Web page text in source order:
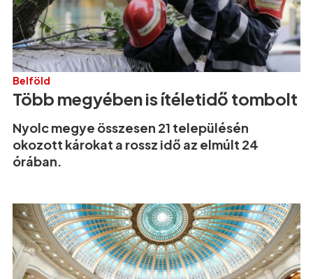
Belföld
Több megyében is ítéletidő tombolt
Nyolc megye összesen 21 településén
okozott károkat a rossz idő az elmúlt 24
órában.